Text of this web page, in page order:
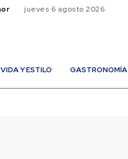
jueves 6 agosto 2026
VIDA Y ESTILO GASTRONOMÍA